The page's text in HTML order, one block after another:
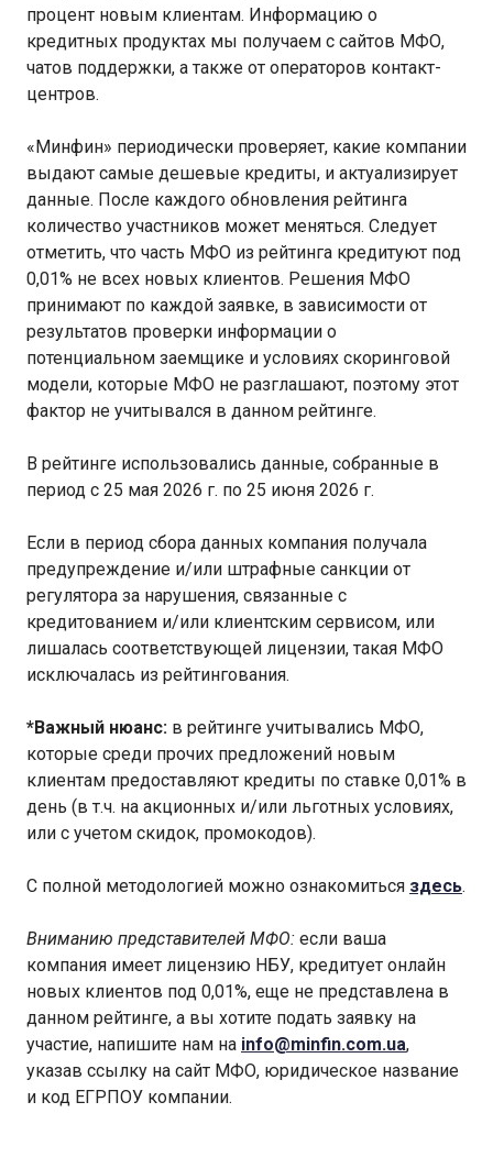
процент новым клиентам. Информацию о
кредитных продуктах мы получаем с сайтов МФО,
чатов поддержки, а также от операторов контакт-
центров.
«Минфин» периодически проверяет, какие компании
выдают самые дешевые кредиты, и актуализирует
данные. После каждого обновления рейтинга
количество участников может меняться. Следует
отметить, что часть МФО из рейтинга кредитуют под
0,01% не всех новых клиентов. Решения МФО
принимают по каждой заявке, в зависимости от
результатов проверки информации о
потенциальном заемщике и условиях скоринговой
модели, которые МФО не разглашают, поэтому этот
фактор не учитывался в данном рейтинге.
В рейтинге использовались данные, собранные в
период с 25 мая 2026 г. по 25 июня 2026 г.
Если в период сбора данных компания получала
предупреждение и/или штрафные санкции от
регулятора за нарушения, связанные с
кредитованием и/или клиентским сервисом, или
лишалась соответствующей лицензии, такая МФО
исключалась из рейтингования.
*Важный нюанс: в рейтинге учитывались МФО,
которые среди прочих предложений новым
клиентам предоставляют кредиты по ставке 0,01% в
день (в т.ч. на акционных и/или льготных условиях,
или с учетом скидок, промокодов).
С полной методологией можно ознакомиться здесь.
Вниманию представителей МФО: если ваша
компания имеет лицензию НБУ, кредитует онлайн
новых клиентов под 0,01%, еще не представлена в
данном рейтинге, а вы хотите подать заявку на
участие, напишите нам на info@minfin.com.ua,
указав ссылку на сайт МФО, юридическое название
и код ЕГРПОУ компании.